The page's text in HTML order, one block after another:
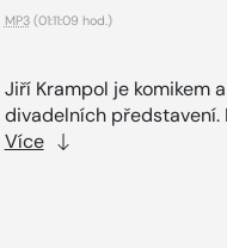
MP3(01:11:09 hod.)
Jiří Krampol je komikem
divadelních představení.
Více